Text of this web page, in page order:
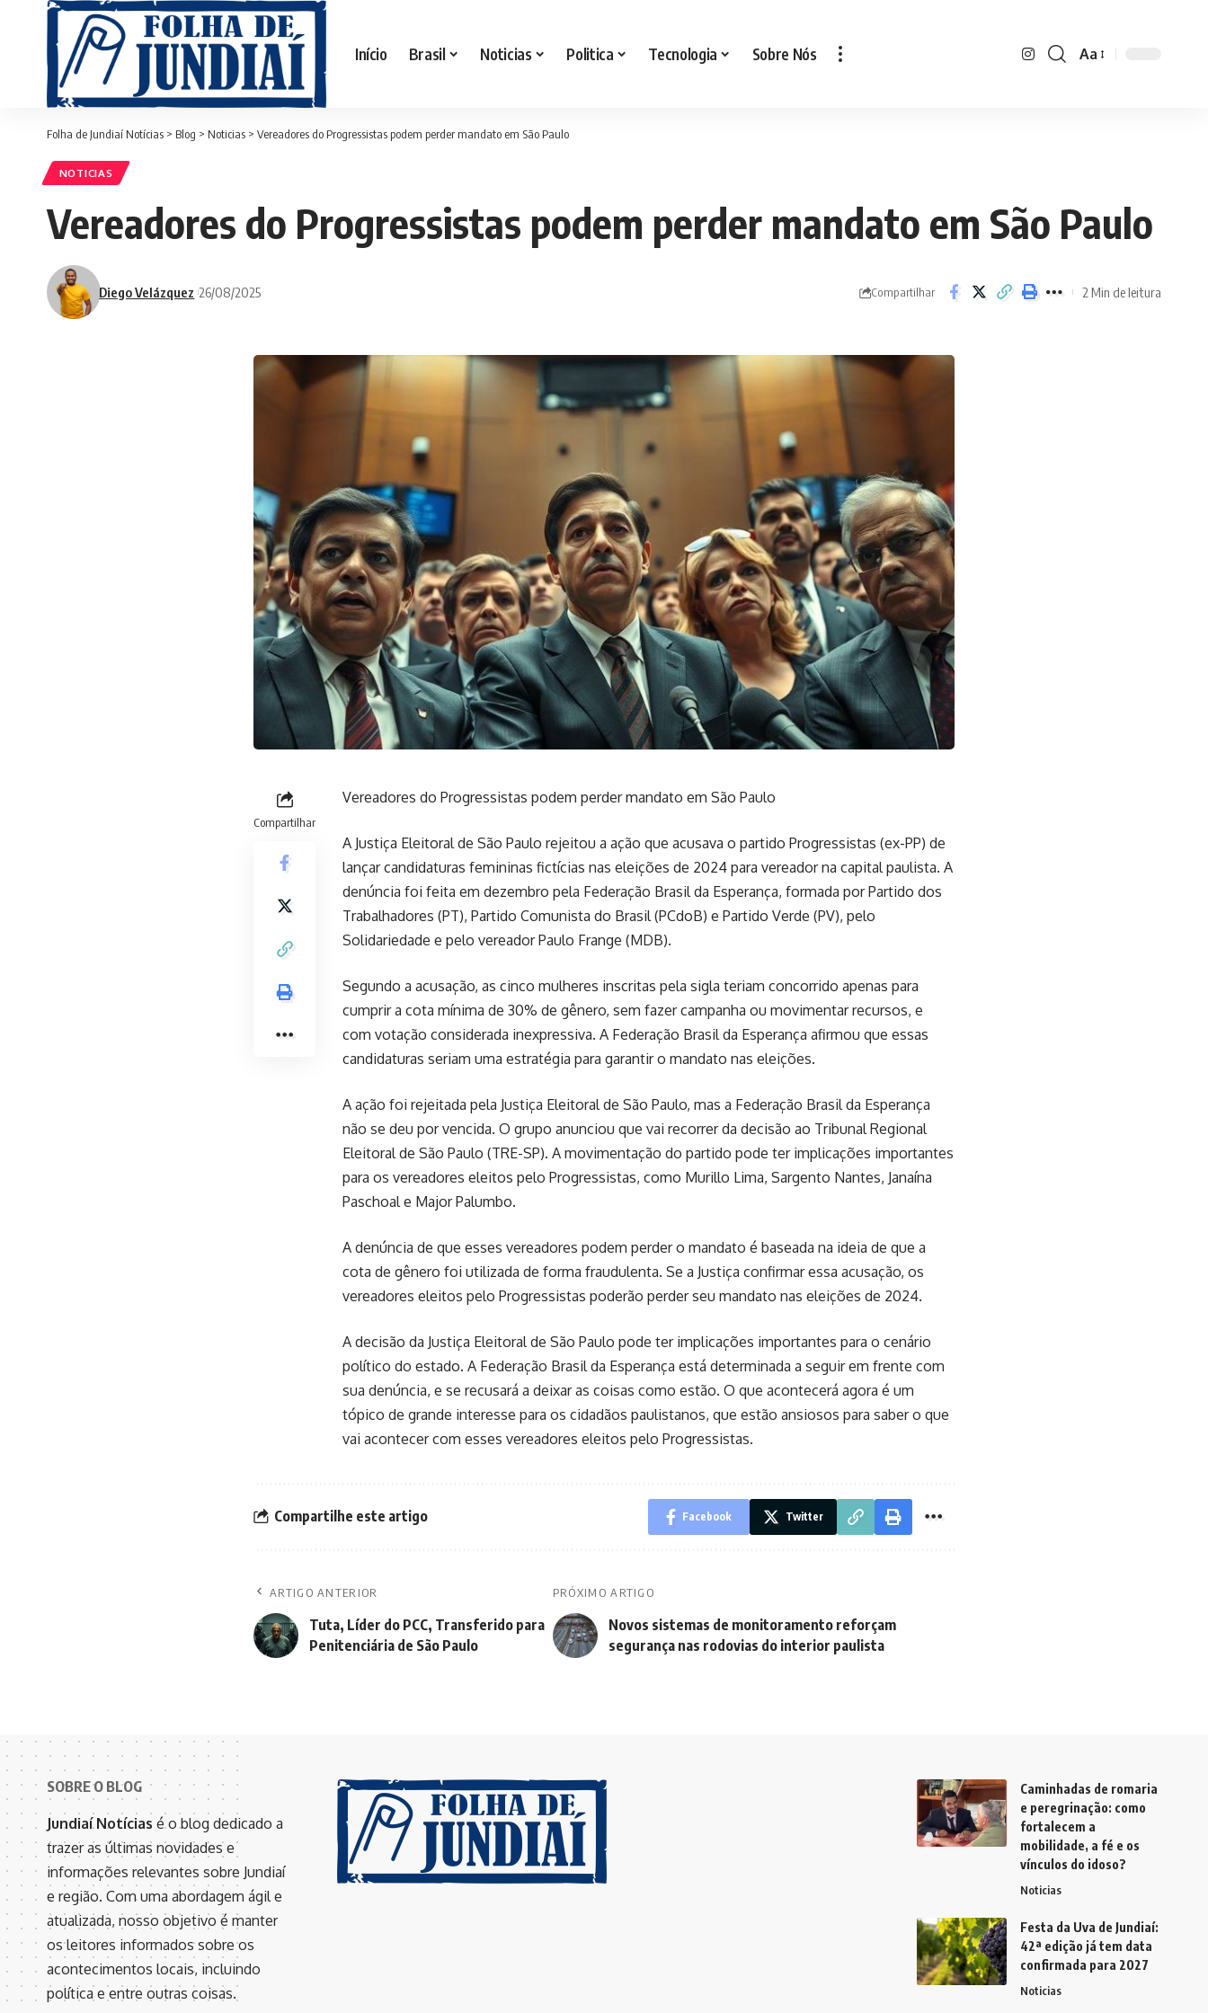
Início Brasil Noticias Politica Tecnologia Sobre Nós
Font
Aa
Folha de Jundiaí Notícias > Blog > Noticias > Vereadores do Progressistas podem perder mandato em São Paulo
NOTICIAS
Vereadores do Progressistas podem perder mandato em São Paulo
Diego Velázquez 26/08/2025 Compartilhar 2 Min de leitura
Compartilhar
Vereadores do Progressistas podem perder mandato em São Paulo
A Justiça Eleitoral de São Paulo rejeitou a ação que acusava o partido Progressistas (ex-PP) de
lançar candidaturas femininas fictícias nas eleições de 2024 para vereador na capital paulista. A
denúncia foi feita em dezembro pela Federação Brasil da Esperança, formada por Partido dos
Trabalhadores (PT), Partido Comunista do Brasil (PCdoB) e Partido Verde (PV), pelo
Solidariedade e pelo vereador Paulo Frange (MDB).
Segundo a acusação, as cinco mulheres inscritas pela sigla teriam concorrido apenas para
cumprir a cota mínima de 30% de gênero, sem fazer campanha ou movimentar recursos, e
com votação considerada inexpressiva. A Federação Brasil da Esperança afirmou que essas
candidaturas seriam uma estratégia para garantir o mandato nas eleições.
A ação foi rejeitada pela Justiça Eleitoral de São Paulo, mas a Federação Brasil da Esperança
não se deu por vencida. O grupo anunciou que vai recorrer da decisão ao Tribunal Regional
Eleitoral de São Paulo (TRE-SP). A movimentação do partido pode ter implicações importantes
para os vereadores eleitos pelo Progressistas, como Murillo Lima, Sargento Nantes, Janaína
Paschoal e Major Palumbo.
A denúncia de que esses vereadores podem perder o mandato é baseada na ideia de que a
cota de gênero foi utilizada de forma fraudulenta. Se a Justiça confirmar essa acusação, os
vereadores eleitos pelo Progressistas poderão perder seu mandato nas eleições de 2024.
A decisão da Justiça Eleitoral de São Paulo pode ter implicações importantes para o cenário
político do estado. A Federação Brasil da Esperança está determinada a seguir em frente com
sua denúncia, e se recusará a deixar as coisas como estão. O que acontecerá agora é um
tópico de grande interesse para os cidadãos paulistanos, que estão ansiosos para saber o que
vai acontecer com esses vereadores eleitos pelo Progressistas.
Compartilhe este artigo Facebook Twitter
ARTIGO ANTERIOR
Tuta, Líder do PCC, Transferido para
Penitenciária de São Paulo
PRÓXIMO ARTIGO
Novos sistemas de monitoramento reforçam
segurança nas rodovias do interior paulista
SOBRE O BLOG
Jundiaí Notícias é o blog dedicado a
trazer as últimas novidades e
informações relevantes sobre Jundiaí
e região. Com uma abordagem ágil e
atualizada, nosso objetivo é manter
os leitores informados sobre os
acontecimentos locais, incluindo
política e entre outras coisas.
Caminhadas de romaria
e peregrinação: como
fortalecem a
mobilidade, a fé e os
vínculos do idoso?
Noticias
Festa da Uva de Jundiaí:
42ª edição já tem data
confirmada para 2027
Noticias